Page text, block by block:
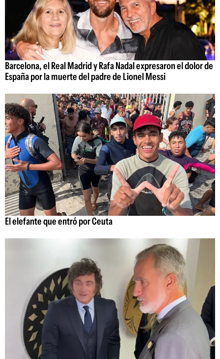
Barcelona, el Real Madrid y Rafa Nadal expresaron el dolor de
España por la muerte del padre de Lionel Messi
El elefante que entró por Ceuta